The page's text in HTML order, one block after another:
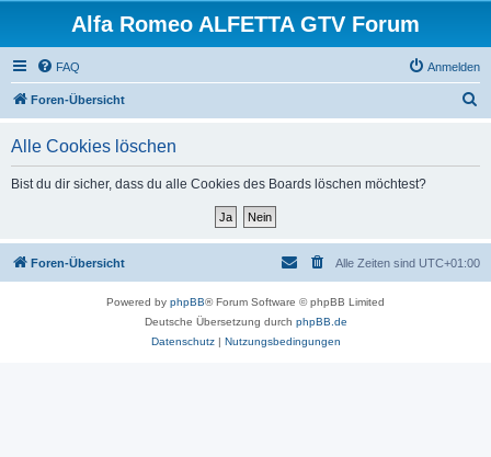
Alfa Romeo ALFETTA GTV Forum
FAQ Anmelden
Foren-Übersicht
Alle Cookies löschen
Bist du dir sicher, dass du alle Cookies des Boards löschen möchtest?
Foren-Übersicht Alle Zeiten sind UTC+01:00
Powered by phpBB® Forum Software © phpBB Limited
Deutsche Übersetzung durch phpBB.de
Datenschutz| Nutzungsbedingungen